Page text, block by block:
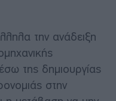
την ανάδειξη
της δημιουργίας
στην